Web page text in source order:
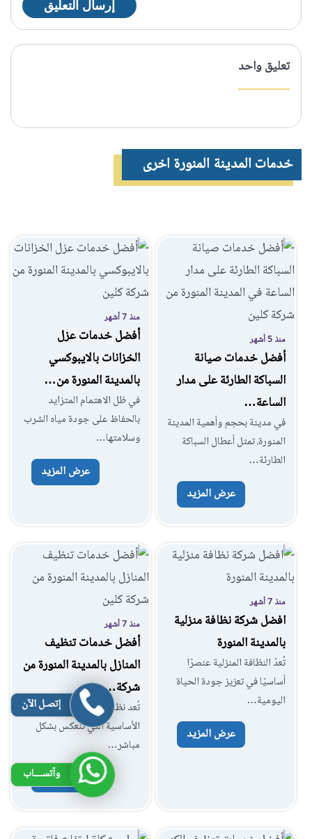
تعليق واحد
خدمات المدينة المنورة اخرى
منذ 5 أشهر
أفضل خدمات صيانة
السباكة الطارئة على مدار
الساعة…
في مدينة بحجم وأهمية المدينة
المنورة، تمثل أعطال السباكة
الطارئة…
عرض المزيد
منذ 7 أشهر
أفضل خدمات عزل
الخزانات بالايبوكسي
بالمدينة المنورة من…
في ظل الاهتمام المتزايد
بالحفاظ على جودة مياه الشرب
وسلامتها…
عرض المزيد
منذ 7 أشهر
افضل شركة نظافة منزلية
بالمدينة المنورة
تُعدّ النظافة المنزلية عنصرًا
أساسيًا في تعزيز جودة الحياة
اليومية…
عرض المزيد
منذ 7 أشهر
أفضل خدمات تنظيف
المنازل بالمدينة المنورة من
شركة…
تُعد نظافة المنازل أحد العوامل
الأساسية التي تنعكس بشكل
مباشر…
عرض المزيد
إتصـل الآن
وآتســــاب